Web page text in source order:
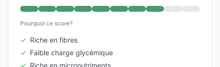
Pourquoi ce score?
✓ Riche en fibres
✓ Faible charge glycémique
✓ Riche en micronutriments